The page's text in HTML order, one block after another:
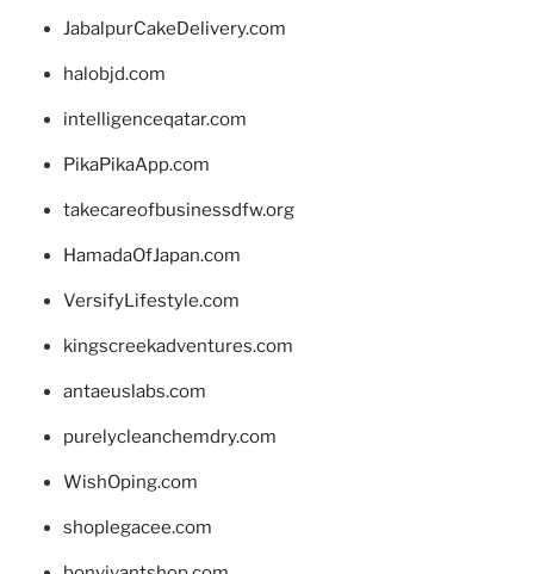
JabalpurCakeDelivery.com
halobjd.com
intelligenceqatar.com
PikaPikaApp.com
takecareofbusinessdfw.org
HamadaOfJapan.com
VersifyLifestyle.com
kingscreekadventures.com
antaeuslabs.com
purelycleanchemdry.com
WishOping.com
shoplegacee.com